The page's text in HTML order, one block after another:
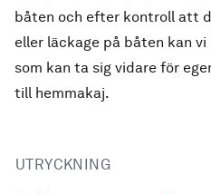
båten och efter kontroll att
eller läckage på båten kan
som kan ta sig vidare för
till hemmakaj.
UTRYCKNING